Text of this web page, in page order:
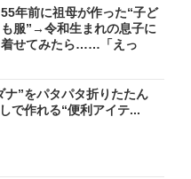
55年前に祖母が作った“子ど
も服”→令和生まれの息子に
着せてみたら……「えっ
ナ”をパタパタ折りたたん
作れる“便利アイテ...